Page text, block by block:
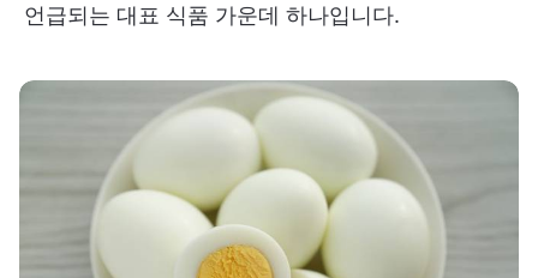
언급되는 대표 식품 가운데 하나입니다.